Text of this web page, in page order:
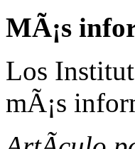
MÃ¡s
Los
mÃ¡s